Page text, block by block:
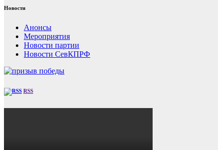
Новости
Анонсы
Мероприятия
Новости партии
Новости СевКПРФ
RSS